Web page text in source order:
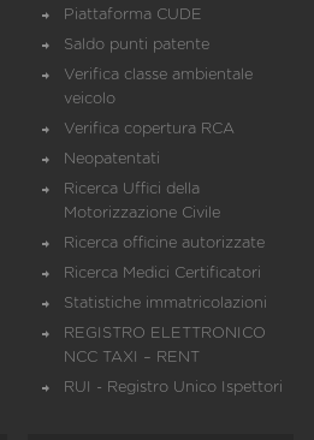
Piattaforma CUDE
Saldo punti patente
Verifica classe ambientale
veicolo
Verifica copertura RCA
Neopatentati
Ricerca Uffici della
Motorizzazione Civile
Ricerca officine autorizzate
Ricerca Medici Certificatori
Statistiche immatricolazioni
REGISTRO ELETTRONICO
NCC TAXI – RENT
RUI - Registro Unico Ispettori